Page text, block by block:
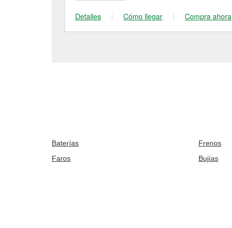
Detalles
| Cómo llegar | Compra ahora
Baterías Frenos
Faros
Bujías